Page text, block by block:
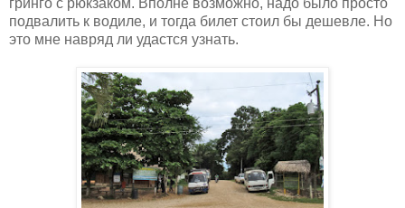
подвалить к водиле, и тогда билет стоил бы дешевле. Но
это мне навряд ли удастся узнать.